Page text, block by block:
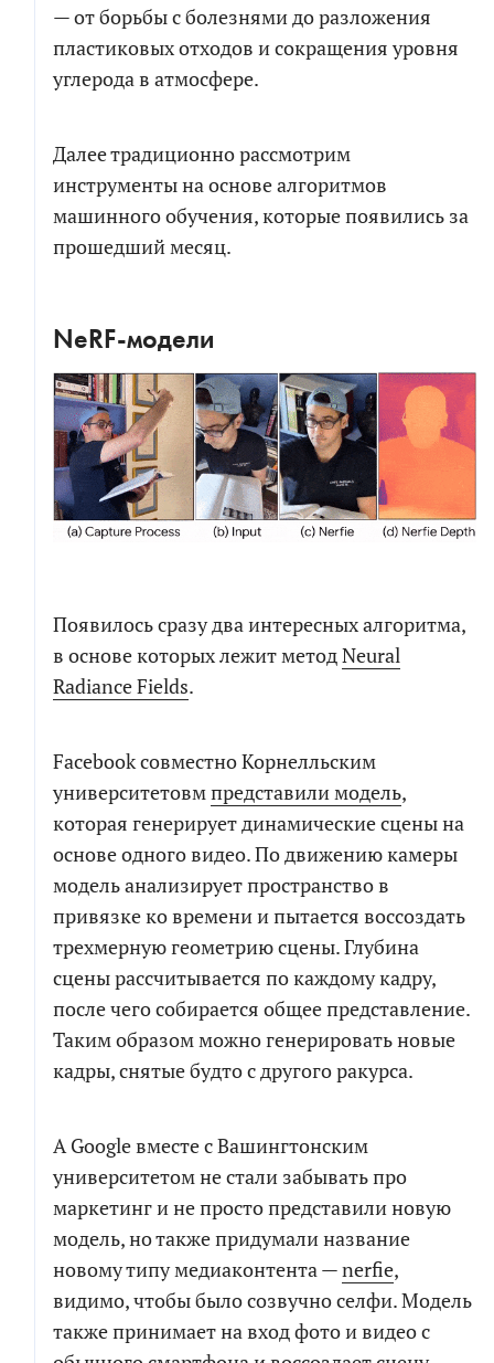
— от борьбы с болезнями до разложения
пластиковых отходов и сокращения уровня
углерода в атмосфере.
Далее традиционно рассмотрим
инструменты на основе алгоритмов
машинного обучения, которые появились за
прошедший месяц.
NeRF-модели
Появилось сразу два интересных алгоритма,
в основе которых лежит методNeural
Radiance Fields.
Facebook совместно Корнелльским
университетовмпредставили модель,
которая генерирует динамические сцены на
основе одного видео. По движению камеры
модель анализирует пространство в
привязке ко времени и пытается воссоздать
трехмерную геометрию сцены. Глубина
сцены рассчитывается по каждому кадру,
после чего собирается общее представление.
Таким образом можно генерировать новые
кадры, снятые будто с другого ракурса.
А Google вместе с Вашингтонским
университетом не стали забывать про
маркетинг и не просто представили новую
модель, но также придумали название
новому типу медиаконтента —nerfie,
видимо, чтобы было созвучно селфи. Модель
также принимает на вход фото и видео с
РАСЧЕТ СМЕТЫ
Рассчитаем детальную смету и расскажем о
Как
вам
обращаться
Телефон
Чтобы не беспокоить вас звонками, мы
напишем в мессенджер для выбора
удобного канала связи
Электронная
почта
Новый проект Развитие проекта
Расскажите
про
свою
задачу
ПРИКРЕПИТЬ БРИФ ИЛИ ТЗ
ПОЛУЧИТЬ РАСЧЕТ
ПОЧТИ ГОТОВО!
Мы собрали сводный документ, который поможет
генерации кода по отдельным компонентам.
Как
к
Телефон
Электронная
почта
Я соглашаюсь на обработку персональных
данных в соответствии сполитикой обработки
персональных данных